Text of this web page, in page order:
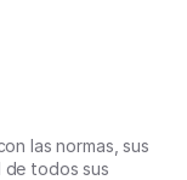
las normas, sus
de todos sus